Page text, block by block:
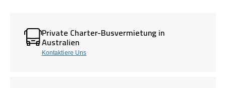
Private Charter-Busvermietung in
Australien
Kontaktiere Uns